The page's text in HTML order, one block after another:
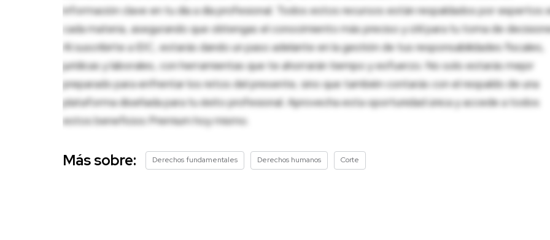
información clave en tu día a día profesional. Todos estos recursos están respaldados por expertos
cada materia, asegurando que obtengas el conocimiento más preciso y útil para tu toma de
Al suscribirte a IDC, estarás dando un paso adelante en la gestión de tus responsabilidades fiscales,
jurídicas y laborales, con herramientas que te ahorrarán tiempo y esfuerzo. No solo estarás mejor
preparado para enfrentar los retos del presente, sino que también contarás con el respaldo de una
plataforma diseñada para tu éxito profesional. Aprovecha esta oportunidad única y accede a todos
estos beneficios Premium hoy mismo.
Más sobre: Derechos fundamentales Derechos humanos Corte